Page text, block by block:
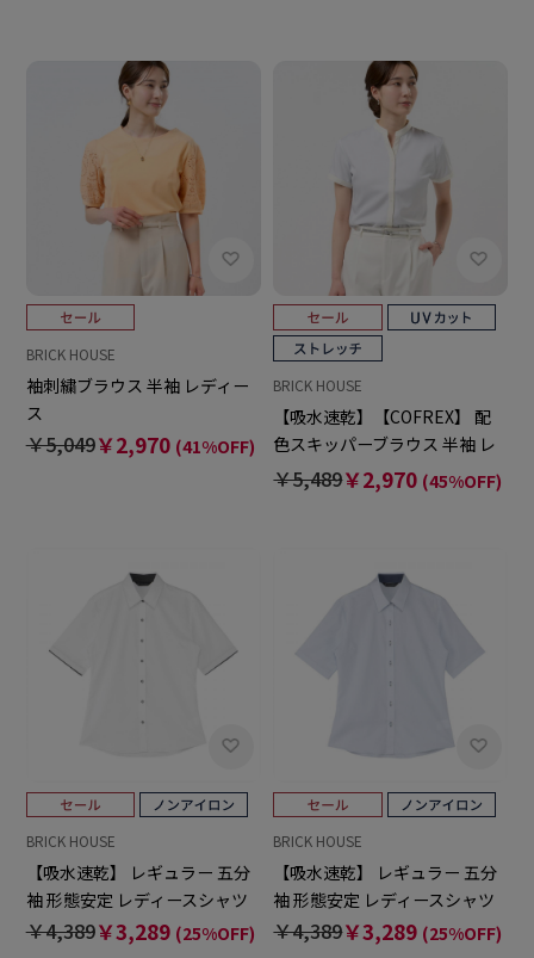
BRICK HOUSE
袖刺繍ブラウス 半袖 レディー
ス
￥5,049￥2,970 (41%OFF)
BRICK HOUSE
【吸水速乾】【COFREX】 配
色スキッパーブラウス 半袖 レ
ディースデザインシャツ
￥5,489￥2,970 (45%OFF)
BRICK HOUSE
【吸水速乾】 レギュラー 五分
袖 形態安定 レディースシャツ
￥4,389￥3,289 (25%OFF)
BRICK HOUSE
【吸水速乾】 レギュラー 五分
袖 形態安定 レディースシャツ
￥4,389￥3,289 (25%OFF)